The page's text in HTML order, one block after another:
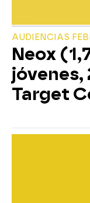
AUDIENCIAS
Neox
jóvenes,
Target